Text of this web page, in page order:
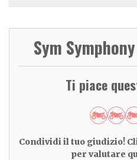
Sym
Ti piace
Condividi il tuo giudizio!
per valutare